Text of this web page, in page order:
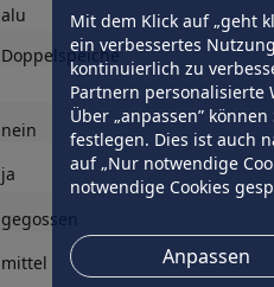
Mit dem Klick auf „geht
ein verbessertes
kontinuierlich zu
Partnern personalisierte
Über „anpassen”
festlegen. Dies ist auch
auf „Nur notwendige
notwendige Cookies
Anpassen
alu
Doppelspeiche
nein
ja
gegossen
mittel